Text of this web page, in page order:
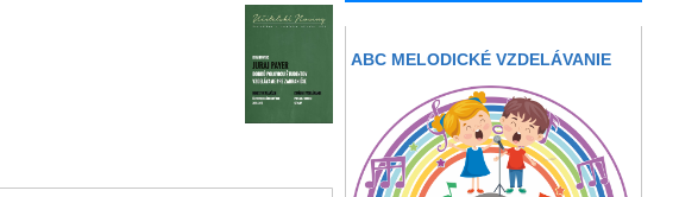
ABC MELODICKÉ VZDELÁVANIE